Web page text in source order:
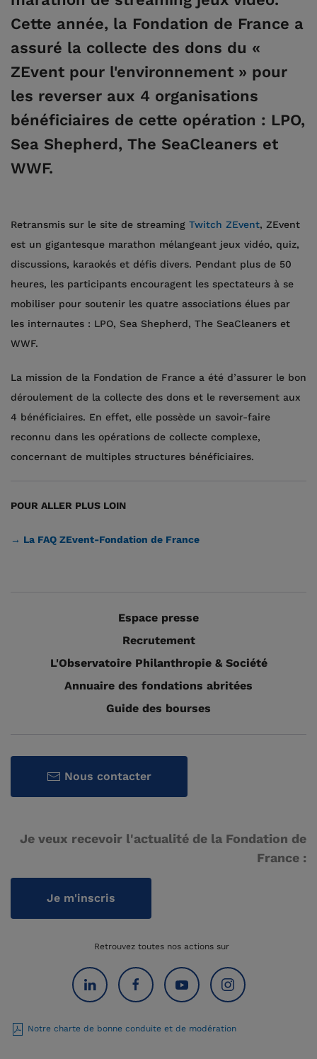
Cette année, la Fondation de France a
assuré la collecte des dons du «
ZEvent pour l'environnement » pour
les reverser aux 4 organisations
bénéficiaires de cette opération : LPO,
Sea Shepherd, The SeaCleaners et
WWF.
Retransmis sur le site de streaming Twitch ZEvent, ZEvent
est un gigantesque marathon mélangeant jeux vidéo, quiz,
discussions, karaokés et défis divers. Pendant plus de 50
heures, les participants encouragent les spectateurs à se
mobiliser pour soutenir les quatre associations élues par
les internautes : LPO, Sea Shepherd, The SeaCleaners et
WWF.
La mission de la Fondation de France a été d’assurer le bon
déroulement de la collecte des dons et le reversement aux
4 bénéficiaires. En effet, elle possède un savoir-faire
reconnu dans les opérations de collecte complexe,
concernant de multiples structures bénéficiaires.
POUR ALLER PLUS LOIN
→ La FAQ ZEvent-Fondation de France
Espace presse
Recrutement
L'Observatoire Philanthropie & Société
Annuaire des fondations abritées
Guide des bourses
Nous contacter
Je veux recevoir l'actualité de la Fondation de
France :
Je m'inscris
Retrouvez toutes nos actions sur
Notre charte de bonne conduite et de modération